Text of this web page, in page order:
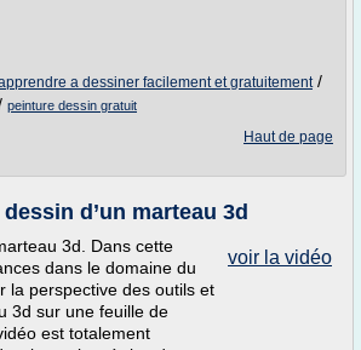
a dessiner facilement et gratuitement/
peinture dessin gratuit
Haut de page
d’un marteau 3d
voir la vidéo
3d. Dans cette
dans le domaine du
la perspective des outils et
3d sur une feuille de
est totalement